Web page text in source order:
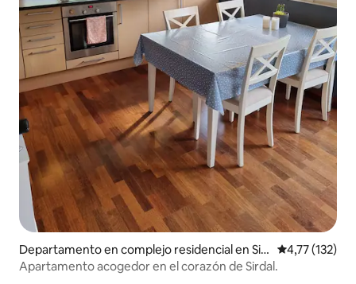
Departamento en complejo residencial en Sir
dal kommune
Calificación
4,77 (132)
Apartamento acogedor en el corazón de Sirdal.